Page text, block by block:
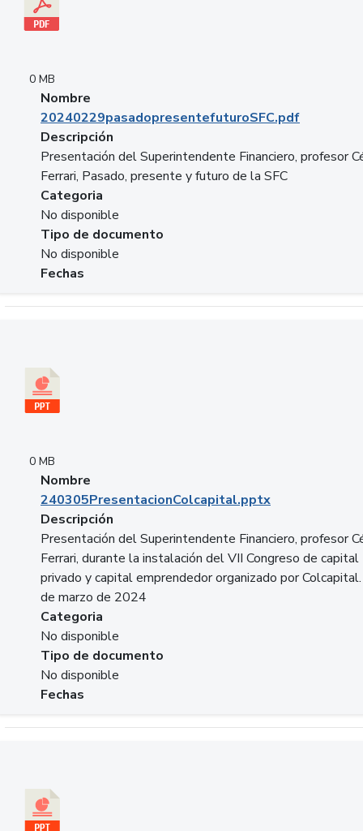
0 MB
Nombre
20240229pasadopresentefuturoSFC.pdf
Descripción
Presentación del Superintendente Financiero, profesor
Ferrari, Pasado, presente y futuro de la SFC
Categoria
No disponible
Tipo de documento
No disponible
Fechas
0 MB
Nombre
240305PresentacionColcapital.pptx
Descripción
Presentación del Superintendente Financiero, profesor
Ferrari, durante la instalación del VII Congreso de capital
privado y capital emprendedor organizado por
de marzo de 2024
Categoria
No disponible
Tipo de documento
No disponible
Fechas